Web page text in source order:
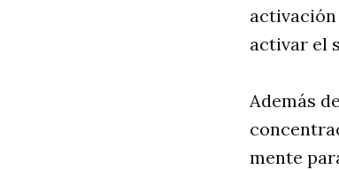
activar el
Además
mente